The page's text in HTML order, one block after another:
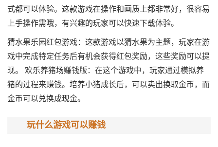
式都可以体验。这款游戏在操作和画质上都非常好，很容易
上手操作需哦，有兴趣的玩家可以快速下载体验。
猜水果乐园红包游戏：这款游戏以猜水果为主题，玩家在游
戏中完成特定任务后有机会获得红包奖励，这些奖励可以提
现。 欢乐养猪场赚钱版：在这个游戏中，玩家通过模拟养
猪的过程来赚钱。培养小猪成长后，可以卖出换取金币，而
金币可以兑换成现金。
玩什么游戏可以赚钱